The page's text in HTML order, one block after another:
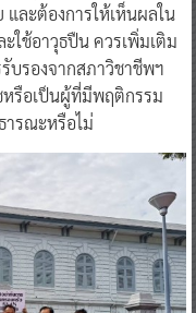
ละต้องการให้เห็นผลใน
ช้อาวุธปืน ควรเพิ่มเติม
บรองจากสภาวิชาชีพฯ
หรือเป็นผู้ที่มีพฤติกรรม
ารณะหรือไม่